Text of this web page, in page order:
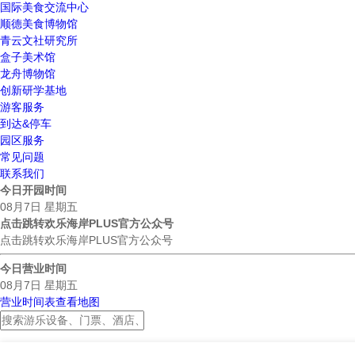
国际美食交流中心
顺德美食博物馆
青云文社研究所
盒子美术馆
龙舟博物馆
创新研学基地
游客服务
到达&停车
园区服务
常见问题
联系我们
今日开园时间
08月7日 星期五
点击跳转欢乐海岸PLUS官方公众号
点击跳转欢乐海岸PLUS官方公众号
今日营业时间
08月7日 星期五
营业时间表查看地图